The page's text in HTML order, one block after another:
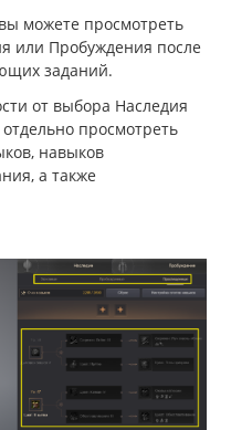
можете просмотреть
или Пробуждения после
заданий.
от выбора Наследия
просмотреть
навыков
а также